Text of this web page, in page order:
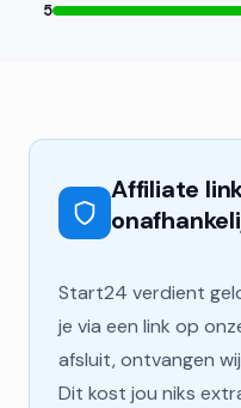
5
Affiliate
Start24 verdient
je via een link op
afsluit, ontvangen
Dit kost jou niks